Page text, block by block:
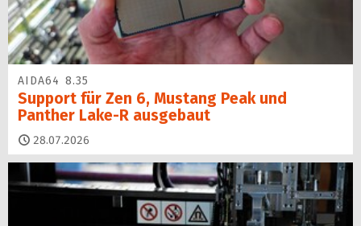
AIDA64 8.35
Support für Zen 6, Mustang Peak und
Panther Lake-R ausgebaut
28.07.2026